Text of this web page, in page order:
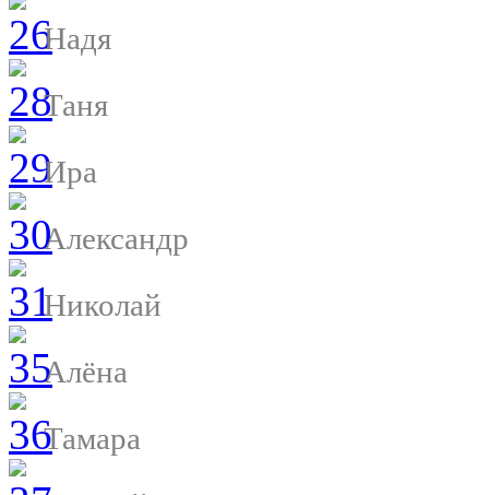
Надя
Таня
Ира
Александр
Николай
Алёна
Тамара